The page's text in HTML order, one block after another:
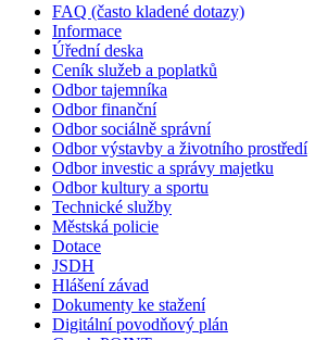
FAQ (často kladené dotazy)
Informace
Úřední deska
Ceník služeb a poplatků
Odbor tajemníka
Odbor finanční
Odbor sociálně správní
Odbor výstavby a životního prostředí
Odbor investic a správy majetku
Odbor kultury a sportu
Technické služby
Městská policie
Dotace
JSDH
Hlášení závad
Dokumenty ke stažení
Digitální povodňový plán